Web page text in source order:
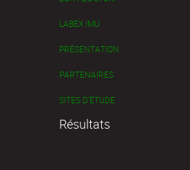
LABEX IMU
PRÉSENTATION
PARTENAIRES
SITES D'ÉTUDE
Résultats